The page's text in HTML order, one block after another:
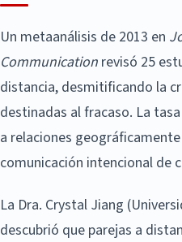
Un metaanálisis de 2013 en
Communication revisó 25
distancia, desmitificando la
destinadas al fracaso. La
a relaciones
comunicación intencional de
La Dra. Crystal Jiang
descubrió que parejas a